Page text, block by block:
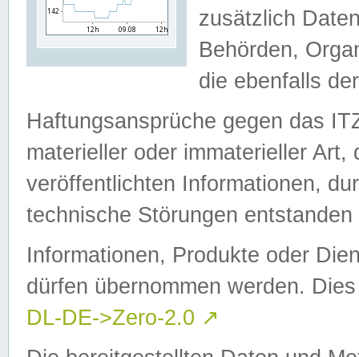
zusätzlich
Behörden,
die ebenfalls
Haftungsansprüche gegen das
materieller oder immaterieller
veröffentlichten Informationen,
technische Störungen
Informationen, Produkte oder
dürfen übernommen werden.
DL-DE->Zero-2.0 ↗